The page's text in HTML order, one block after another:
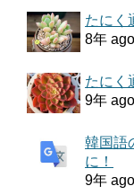
たにく
8年 ago
たにく
9年 ago
韓国語
に！
9年 ago